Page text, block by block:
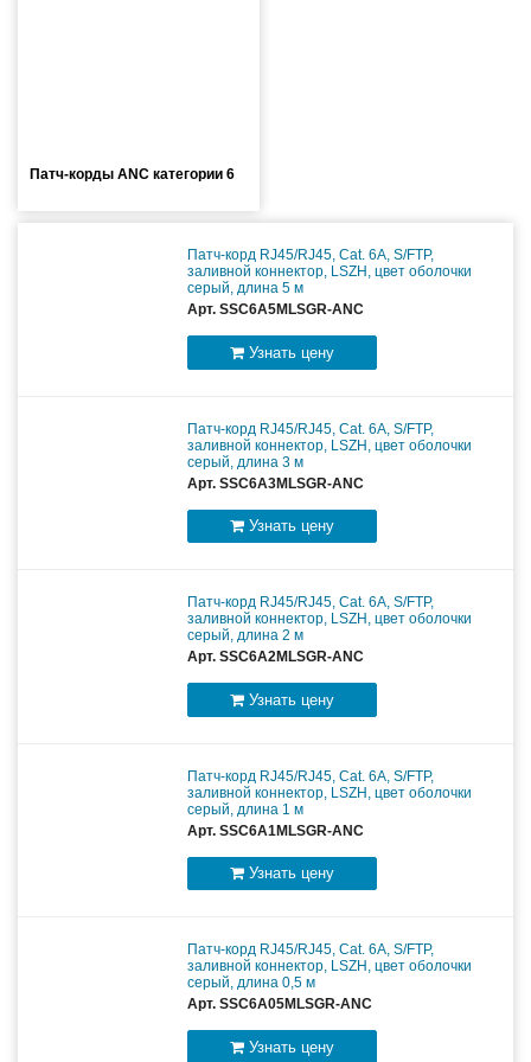
Патч-корды ANC категории 6
Патч-корд RJ45/RJ45, Cat. 6A, S/FTP,
заливной коннектор, LSZH, цвет оболочки
серый, длина 5 м
Арт. SSC6A5MLSGR-ANC
Узнать цену
Патч-корд RJ45/RJ45, Cat. 6A, S/FTP,
заливной коннектор, LSZH, цвет оболочки
серый, длина 3 м
Арт. SSC6A3MLSGR-ANC
Узнать цену
Патч-корд RJ45/RJ45, Cat. 6A, S/FTP,
заливной коннектор, LSZH, цвет оболочки
серый, длина 2 м
Арт. SSC6A2MLSGR-ANC
Узнать цену
Патч-корд RJ45/RJ45, Cat. 6A, S/FTP,
заливной коннектор, LSZH, цвет оболочки
серый, длина 1 м
Арт. SSC6A1MLSGR-ANC
Узнать цену
Патч-корд RJ45/RJ45, Cat. 6A, S/FTP,
заливной коннектор, LSZH, цвет оболочки
серый, длина 0,5 м
Арт. SSC6A05MLSGR-ANC
Узнать цену